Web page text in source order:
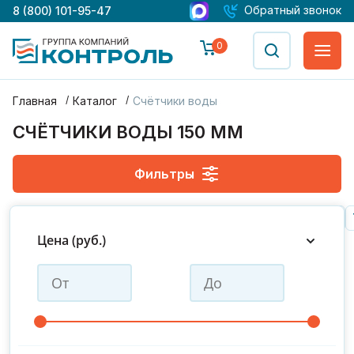
8 (800) 101-95-47 Обратный звонок
0
Главная Каталог Счётчики воды
СЧЁТЧИКИ ВОДЫ 150 ММ
Фильтры
Цена (руб.)
ДУ 100/20
ДУ 80
ДУ 150/40
ДУ 200 ДУ 50/15
ДУ 65/20
ДУ 80/20